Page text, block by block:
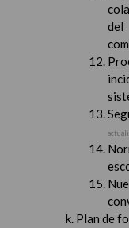
Plan de